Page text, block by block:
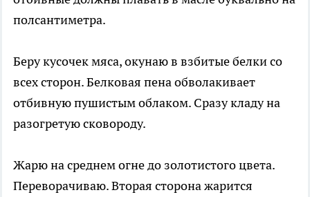
полсантиметра.
Беру кусочек мяса, окунаю в взбитые белки со
всех сторон. Белковая пена обволакивает
отбивную пушистым облаком. Сразу кладу на
разогретую сковороду.
Жарю на среднем огне до золотистого цвета.
Переворачиваю. Вторая сторона жарится